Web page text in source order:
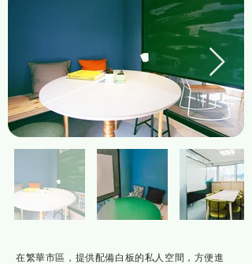
在繁華市區，提供配備白板的私人空間，方便進